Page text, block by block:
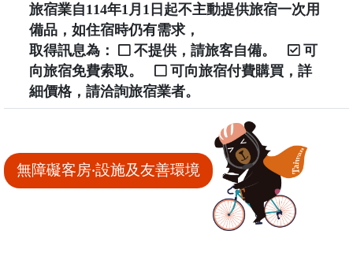
旅宿業自114年1月1日起不主動提供旅宿一次用
備品，如住宿時仍有需求，
取得訊息為：
不提供，請旅客自備。
可
向旅宿免費索取。
可向旅宿付費購買，詳
細價格，請洽詢旅宿業者。
無障礙客房‧設施及友善環境